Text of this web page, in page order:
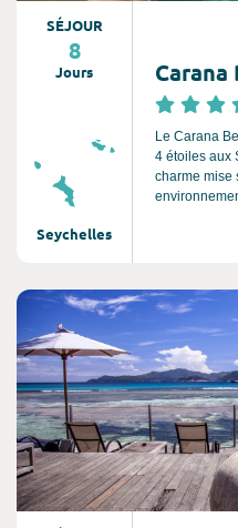
SÉJOUR
8
Jours
Seychelles
Carana
Le Carana
4 étoiles aux
charme mise
Consultez l'offre de voyage